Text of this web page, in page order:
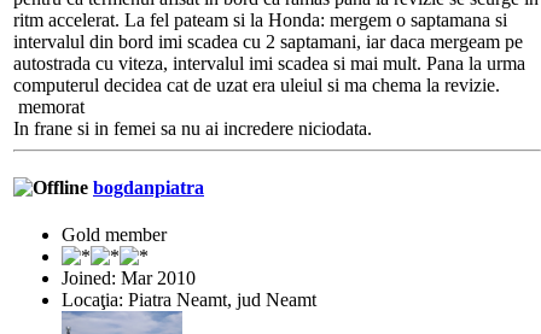
ritm accelerat. La fel pateam si la Honda: mergem o saptamana si
intervalul din bord imi scadea cu 2 saptamani, iar daca mergeam pe
autostrada cu viteza, intervalul imi scadea si mai mult. Pana la urma
computerul decidea cat de uzat era uleiul si ma chema la revizie.
memorat
In frane si in femei sa nu ai incredere niciodata.
bogdanpiatra
Gold member
Joined: Mar 2010
Locaţia: Piatra Neamt, jud Neamt